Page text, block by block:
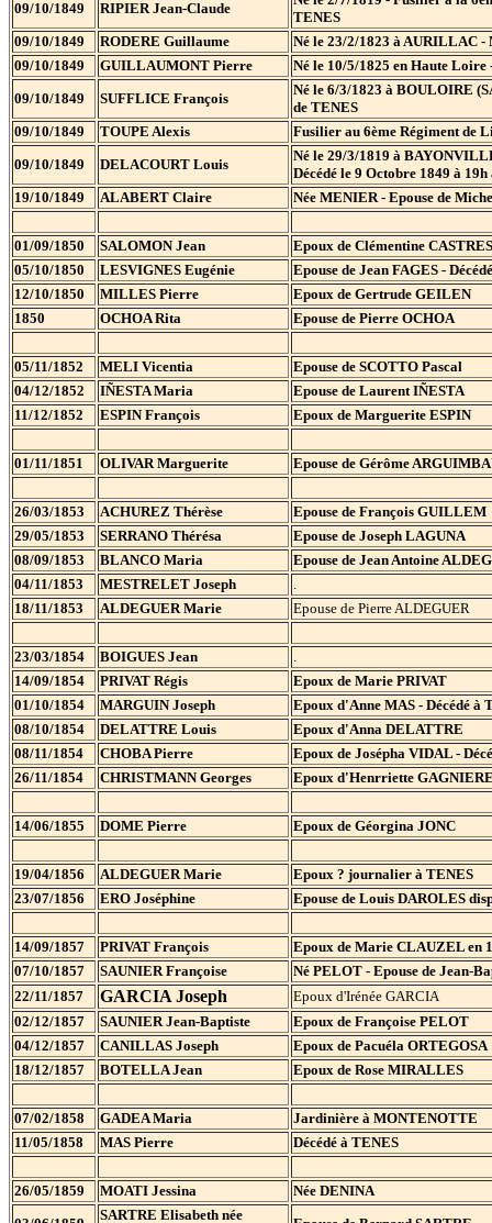
09/10/1849 RIPIER Jean-Claude
TENES
09/10/1849
RODERE Guillaume
Né le 23/2/1823 à AURILLAC
09/10/1849
GUILLAUMONT Pierre
Né le 10/5/1825 en Haute
09/10/1849
SUFFLICE François
Né le 6/3/1823 à BOULOIRE
de TENES
09/10/1849
TOUPE Alexis
Fusilier au 6ème Régiment de
09/10/1849
DELACOURT Louis
Né le 29/3/1819 à
Décédé le 9 Octobre 1849 à
19/10/1849
ALABERT Claire Née MENIER - Epouse de
01/09/1850 SALOMON Jean
Epoux de Clémentine CASTRES
05/10/1850
LESVIGNES Eugénie
Epouse de Jean FAGES -
12/10/1850
MILLES Pierre
Epoux de Gertrude GEILEN
1850
OCHOA Rita Epouse de Pierre OCHOA
05/11/1852 MELI Vicentia
Epouse de SCOTTO Pascal
04/12/1852
IÑESTA Maria
Epouse de Laurent IÑESTA
11/12/1852
ESPIN François Epoux de Marguerite ESPIN
01/11/1851 OLIVAR Marguerite Epouse de Gérôme
26/03/1853 ACHUREZ Thérèse
Epouse de François GUILLEM
29/05/1853
SERRANO Thérésa
Epouse de Joseph LAGUNA
08/09/1853
BLANCO Maria
Epouse de Jean Antoine
04/11/1853
MESTRELET Joseph
.
18/11/1853
ALDEGUER Marie Epouse de Pierre ALDEGUER
23/03/1854 BOIGUES Jean
.
14/09/1854
PRIVAT Régis
Epoux de Marie PRIVAT
01/10/1854
MARGUIN Joseph
Epoux d'Anne MAS - Décédé à
08/10/1854
DELATTRE Louis
Epoux d'Anna DELATTRE
08/11/1854
CHOBA Pierre
Epoux de Josépha VIDAL -
26/11/1854
CHRISTMANN Georges Epoux d'Henrriette
14/06/1855 DOME Pierre Epoux de Géorgina JONC
19/04/1856 ALDEGUER Marie
Epoux ? journalier à TENES
23/07/1856
ERO Joséphine Epouse de Louis DAROLES
14/09/1857 PRIVAT François
Epoux de Marie CLAUZEL en
07/10/1857
SAUNIER Françoise
Né PELOT - Epouse de Jean-
22/11/1857
GARCIA Joseph
Epoux d'Irénée GARCIA
02/12/1857
SAUNIER Jean-Baptiste
Epoux de Françoise PELOT
04/12/1857
CANILLAS Joseph
Epoux de Pacuéla ORTEGOSA
18/12/1857
BOTELLA Jean Epoux de Rose MIRALLES
07/02/1858 GADEA Maria
Jardinière à MONTENOTTE
11/05/1858
MAS Pierre Décédé à TENES
26/05/1859 MOATI Jessina
Née DENINA
SARTRE Elisabeth née